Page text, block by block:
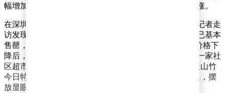
幅增加，价格较上市初期明显回落，消费者购买热情高涨。
在深圳福田的多个销售点，山竹货源充足且价格亲民。记者走
访发现，百果园门店的山竹经常供不应求，探访时货架已基本
售罄，仅剩一盒四个装，单价29.9元。店员表示，近期价格下
降后，市民购买意愿显著提升，山竹常被抢购一空。另一家社
区超市将山竹摆放在进门最显眼的位置，标牌显示“特级山竹
今日特价25.8元/斤”。店员称，价格下调后销量增长明显，摆
放显眼位置是为了方便顾客选购。